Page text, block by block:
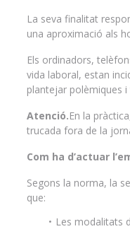
La seva finalitat
una aproximació als
Els ordinadors,
vida laboral, estan
plantejar polèmiques i
Atenció.En la
trucada fora de la
Com ha d’actuar
Segons la norma, la
que:
Les modalitats